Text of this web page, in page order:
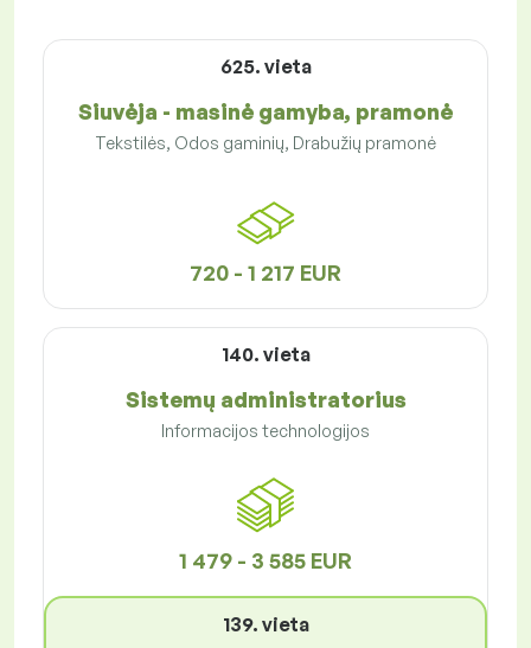
625. vieta
Siuvėja - masinė gamyba, pramonė
Tekstilės, Odos gaminių, Drabužių pramonė
720 - 1 217 EUR
140. vieta
Sistemų administratorius
Informacijos technologijos
1 479 - 3 585 EUR
139. vieta